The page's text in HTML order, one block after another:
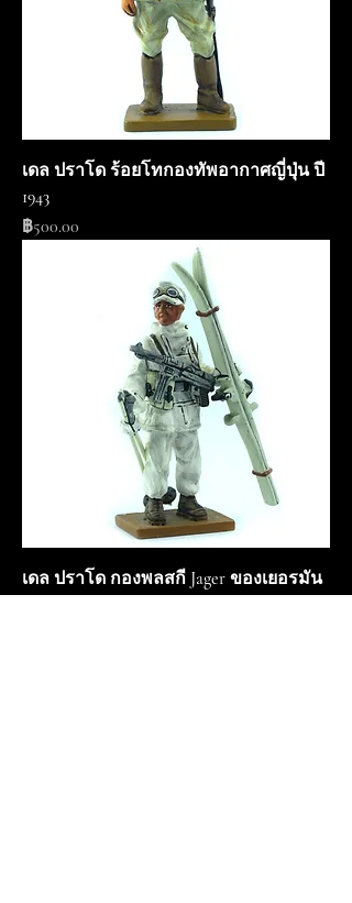
เดล ปราโด ร้อยโทกองทัพอากาศญี่ปุ่น ปี
1943
ราคา
฿500.00
เดล ปราโด กองพลสกี Jager ของเยอรมัน